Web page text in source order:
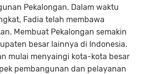
Pekalongan. Dalam waktu
Fadia telah membawa
Membuat Pekalongan semakin
besar lainnya di Indonesia.
mulai menyaingi kota-kota besar
pembangunan dan pelayanan